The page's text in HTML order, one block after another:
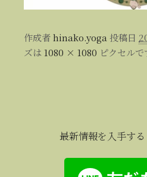
作成者hinako.yoga 投稿日
ズは 1080 × 1080 ピクセルで
最新情報を入手する